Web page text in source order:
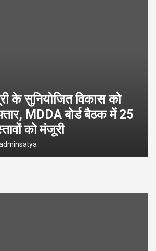
के सुनियोजित विकास को
MDDA बोर्ड बैठक में 25
को मंजूरी